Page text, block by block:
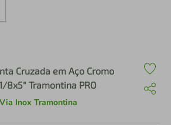
Cruzada em Aço Cromo
8x5" Tramontina PRO
Via Inox Tramontina